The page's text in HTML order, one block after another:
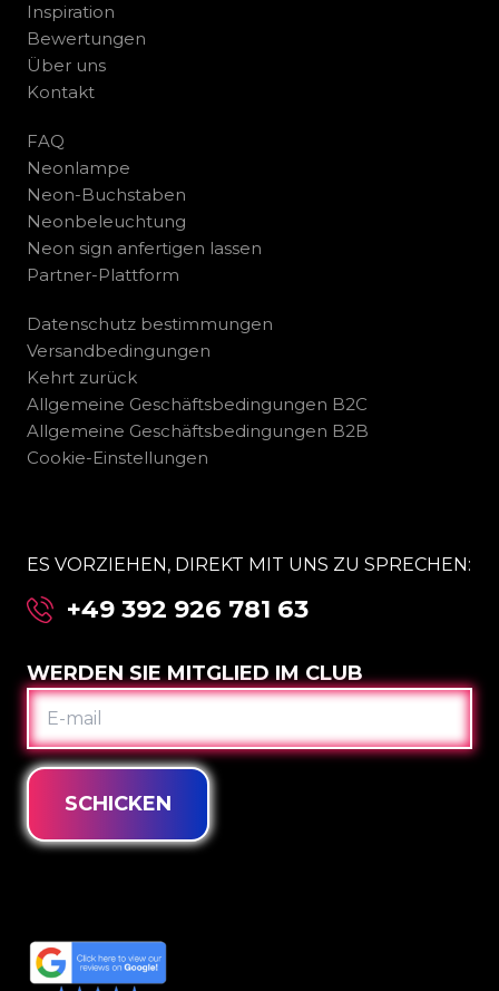
Inspiration
Bewertungen
Über uns
Kontakt
FAQ
Neonlampe
Neon-Buchstaben
Neonbeleuchtung
Neon sign anfertigen lassen
Partner-Plattform
Datenschutz bestimmungen
Versandbedingungen
Kehrt zurück
Allgemeine Geschäftsbedingungen B2C
Allgemeine Geschäftsbedingungen B2B
Cookie-Einstellungen
ES VORZIEHEN, DIREKT MIT UNS ZU SPRECHEN:
+49 392 926 781 63
WERDEN SIE MITGLIED IM CLUB
E-
MAIL
SCHICKEN